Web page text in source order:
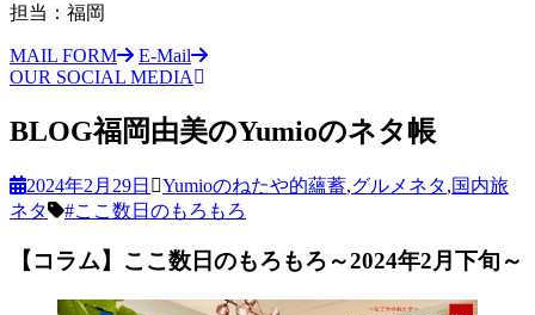
担当：福岡
MAIL FORM
E-Mail
OUR SOCIAL MEDIA
BLOG福岡由美のYumioのネタ帳
2024年2月29日 Yumioのねたや的蘊蓄,グルメネタ,国内旅
ネタ
#ここ数日のもろもろ
【コラム】ここ数日のもろもろ～2024年2月下旬～